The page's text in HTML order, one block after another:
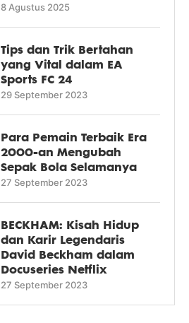
8 Agustus 2025
Tips dan Trik Bertahan
yang Vital dalam EA
Sports FC 24
29 September 2023
Para Pemain Terbaik Era
2000-an Mengubah
Sepak Bola Selamanya
27 September 2023
BECKHAM: Kisah Hidup
dan Karir Legendaris
David Beckham dalam
Docuseries Netflix
27 September 2023